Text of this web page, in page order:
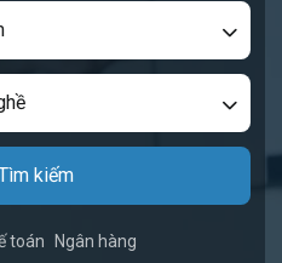
kiếm
toán Ngân hàng